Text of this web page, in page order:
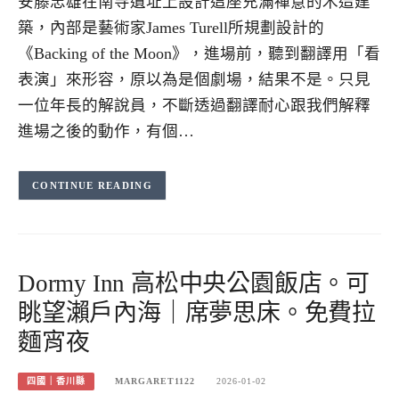
築，內部是藝術家James Turell所規劃設計的
《Backing of the Moon》，進場前，聽到翻譯用「看
表演」來形容，原以為是個劇場，結果不是。只見
一位年長的解說員，不斷透過翻譯耐心跟我們解釋
進場之後的動作，有個…
CONTINUE READING
Dormy Inn 高松中央公園飯店。可
眺望瀨戶內海｜席夢思床。免費拉
麵宵夜
四國｜香川縣 MARGARET1122 2026-01-02